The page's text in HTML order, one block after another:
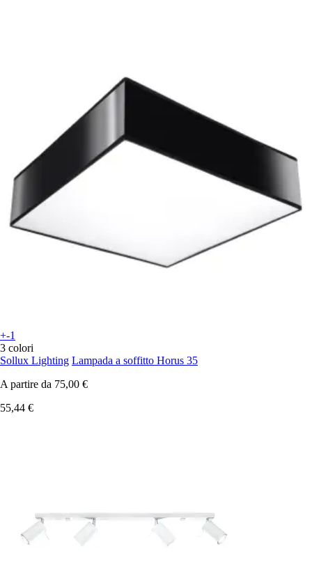
+-1
3 colori
Sollux Lighting Lampada a soffitto Horus 35
A partire da 75,00 €
55,44 €